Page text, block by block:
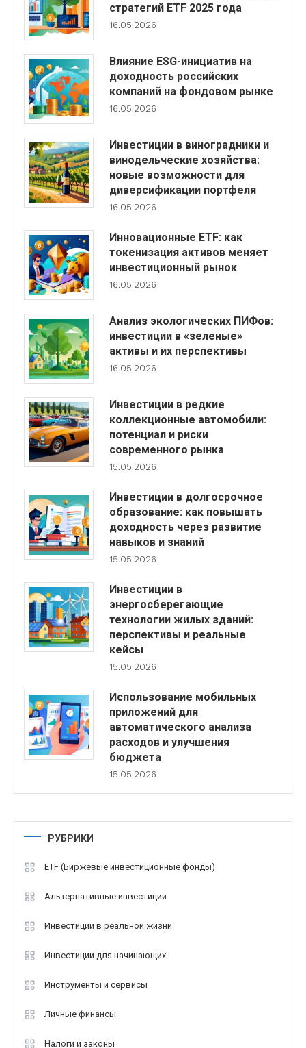
стратегий ETF 2025 года
16.05.2026
Влияние ESG-инициатив на
доходность российских
компаний на фондовом рынке
16.05.2026
Инвестиции в виноградники и
винодельческие хозяйства:
новые возможности для
диверсификации портфеля
16.05.2026
Инновационные ETF: как
токенизация активов меняет
инвестиционный рынок
16.05.2026
Анализ экологических ПИФов:
инвестиции в «зеленые»
активы и их перспективы
16.05.2026
Инвестиции в редкие
коллекционные автомобили:
потенциал и риски
современного рынка
15.05.2026
Инвестиции в долгосрочное
образование: как повышать
доходность через развитие
навыков и знаний
15.05.2026
Инвестиции в
энергосберегающие
технологии жилых зданий:
перспективы и реальные
кейсы
15.05.2026
Использование мобильных
приложений для
автоматического анализа
расходов и улучшения
бюджета
15.05.2026
РУБРИКИ
ETF (Биржевые инвестиционные фонды)
Альтернативные инвестиции
Инвестиции в реальной жизни
Инвестиции для начинающих
Инструменты и сервисы
Личные финансы
Налоги и законы